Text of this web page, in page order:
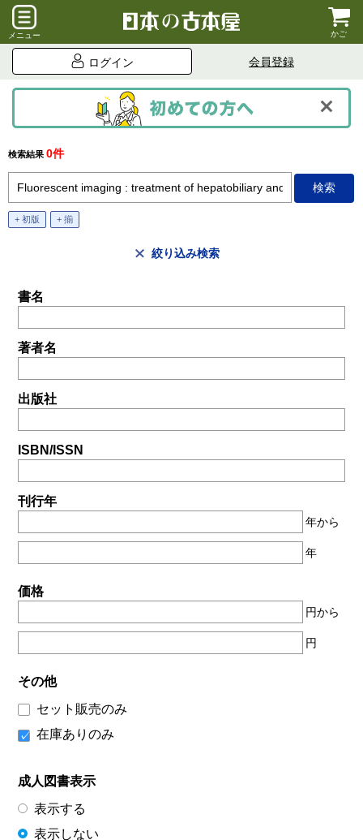
メニュー かご
ログイン 会員登録
検索結果 0件
+ 初版 + 揃
絞り込み検索
書名
著者名
出版社
ISBN/ISSN
刊行年
年から
年
価格
円から
円
その他
セット販売のみ
在庫ありのみ
成人図書表示
表示する
表示しない